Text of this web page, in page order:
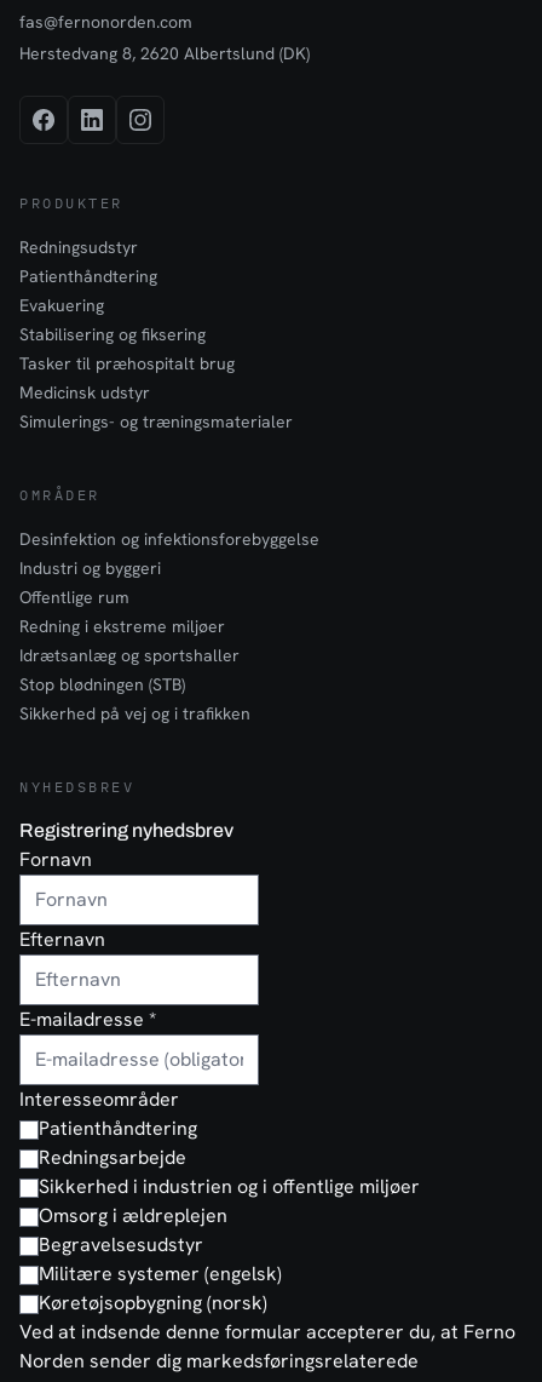
fas@fernonorden.com
Herstedvang 8, 2620 Albertslund (DK)
PRODUKTER
Redningsudstyr
Patienthåndtering
Evakuering
Stabilisering og fiksering
Tasker til præhospitalt brug
Medicinsk udstyr
Simulerings- og træningsmaterialer
OMRÅDER
Desinfektion og infektionsforebyggelse
Industri og byggeri
Offentlige rum
Redning i ekstreme miljøer
Idrætsanlæg og sportshaller
Stop blødningen (STB)
Sikkerhed på vej og i trafikken
NYHEDSBREV
Registrering nyhedsbrev
Fornavn
Efternavn
E-mailadresse *
Interesseområder
Patienthåndtering
Redningsarbejde
Sikkerhed i industrien og i offentlige miljøer
Omsorg i ældreplejen
Begravelsesudstyr
Militære systemer (engelsk)
Køretøjsopbygning (norsk)
Ved at indsende denne formular accepterer du, at Ferno
Norden sender dig markedsføringsrelaterede